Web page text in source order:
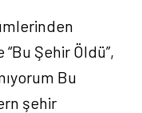
Şehir Öldü”,
Bu
şehir